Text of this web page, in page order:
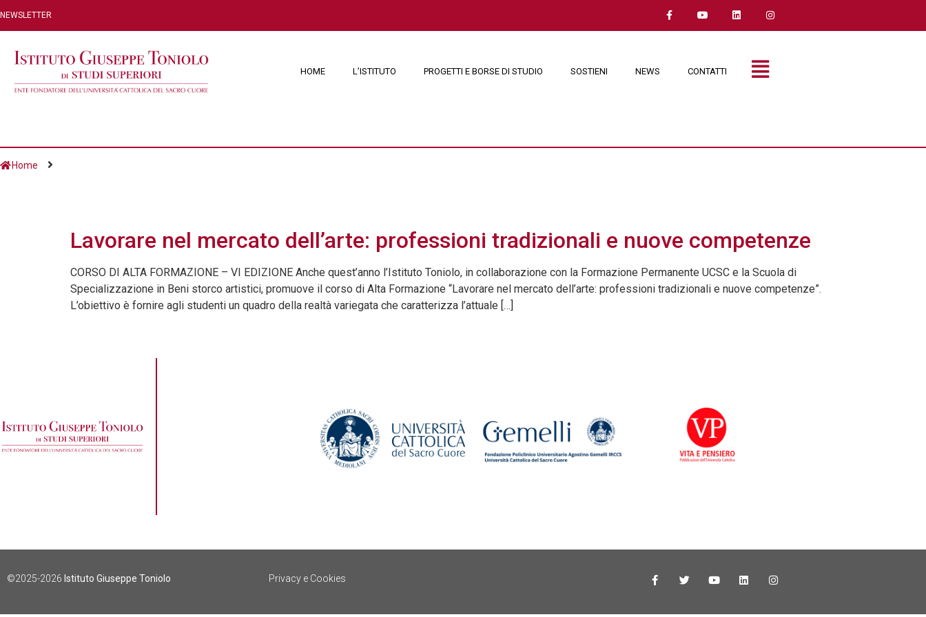
NEWSLETTER
HOME L’ISTITUTO PROGETTI E BORSE DI STUDIO SOSTIENI NEWS CONTATTI
Home
Lavorare nel mercato dell’arte: professioni tradizionali e nuove competenze
CORSO DI ALTA FORMAZIONE – VI EDIZIONE Anche quest’anno l’Istituto Toniolo, in collaborazione con la Formazione Permanente UCSC e la Scuola di
Specializzazione in Beni storco artistici, promuove il corso di Alta Formazione “Lavorare nel mercato dell’arte: professioni tradizionali e nuove competenze”.
L’obiettivo è fornire agli studenti un quadro della realtà variegata che caratterizza l’attuale […]
©2025-2026 Istituto Giuseppe Toniolo Privacy e Cookies